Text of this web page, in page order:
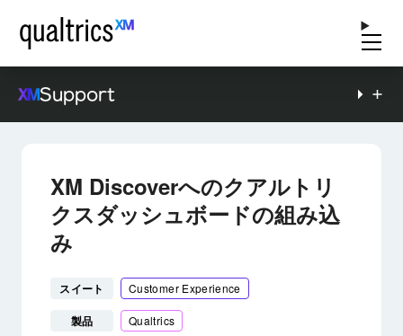
Support
XM Discoverへのクアルトリ
クスダッシュボードの組み込
み
スイート Customer Experience
製品 Qualtrics